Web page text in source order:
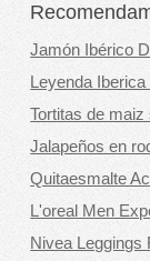
Jamón Ibérico
Leyenda
Tortitas de maiz
Jalapeños en
Quitaesmalte
L'oreal Men
Nivea Leggings